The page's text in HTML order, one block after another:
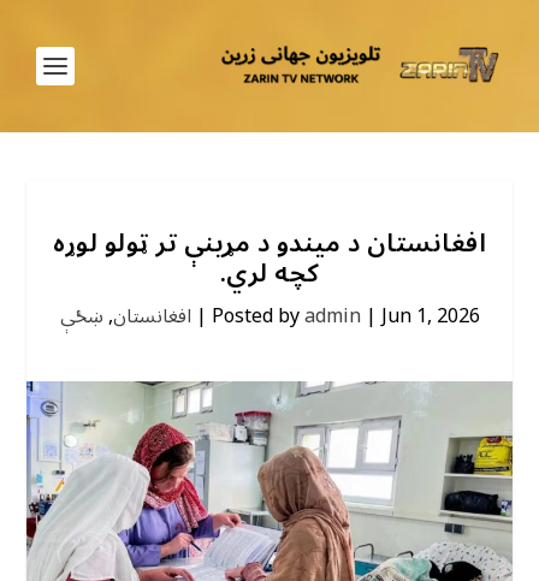
افغانستان د میندو د مړینې تر ټولو لوړه
کچه لري.
Posted byadmin|Jun 1, 2026
| افغانستان,ښځې